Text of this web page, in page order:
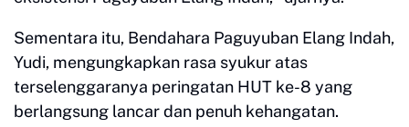
Sementara itu, Bendahara Paguyuban Elang Indah,
Yudi, mengungkapkan rasa syukur atas
terselenggaranya peringatan HUT ke-8 yang
berlangsung lancar dan penuh kehangatan.